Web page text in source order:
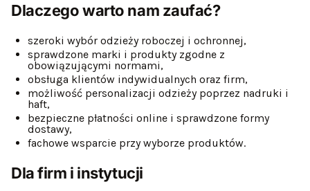
Dlaczego warto nam zaufać?
szeroki wybór odzieży roboczej i ochronnej,
sprawdzone marki i produkty zgodne z
obowiązującymi normami,
obsługa klientów indywidualnych oraz firm,
możliwość personalizacji odzieży poprzez nadruki i
haft,
bezpieczne płatności online i sprawdzone formy
dostawy,
fachowe wsparcie przy wyborze produktów.
Dla firm i instytucji